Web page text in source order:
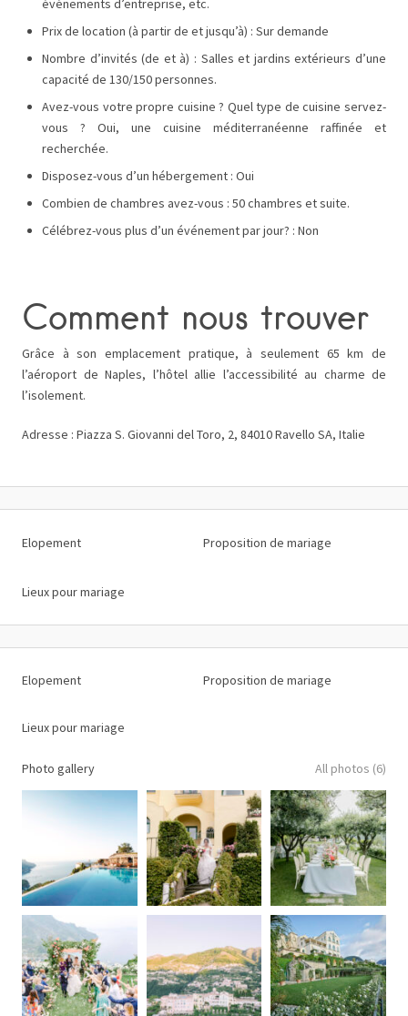
Prix de location (à partir de et jusqu’à) : Sur demande
Nombre d’invités (de et à) : Salles et jardins extérieurs d’une
capacité de 130/150 personnes.
Avez-vous votre propre cuisine ? Quel type de cuisine servez-
vous ? Oui, une cuisine méditerranéenne raffinée et
recherchée.
Disposez-vous d’un hébergement : Oui
Combien de chambres avez-vous : 50 chambres et suite.
Célébrez-vous plus d’un événement par jour? : Non
Comment nous trouver
Grâce à son emplacement pratique, à seulement 65 km de
l’aéroport de Naples, l’hôtel allie l’accessibilité au charme de
l’isolement.
Adresse : Piazza S. Giovanni del Toro, 2, 84010 Ravello SA, Italie
Elopement Proposition de mariage
Lieux pour mariage
Elopement Proposition de mariage
Lieux pour mariage
Photo gallery All photos (6)